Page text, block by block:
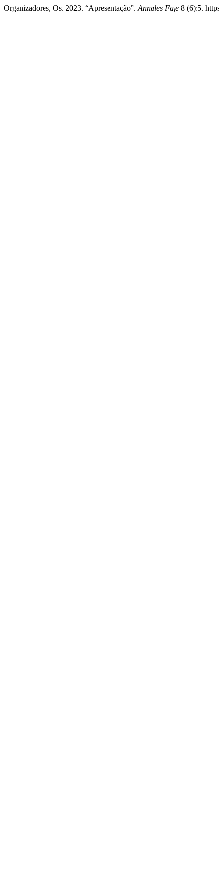
Organizadores, Os. 2023. “Apresentação”. Annales Faje 8 (6):5.